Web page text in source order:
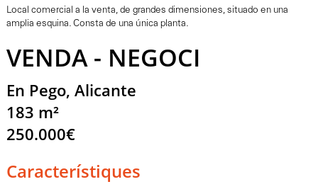
Local comercial a la venta, de grandes dimensiones, situado en una
amplia esquina. Consta de una única planta.
VENDA - NEGOCI
En Pego, Alicante
183 m²
250.000€
Característiques